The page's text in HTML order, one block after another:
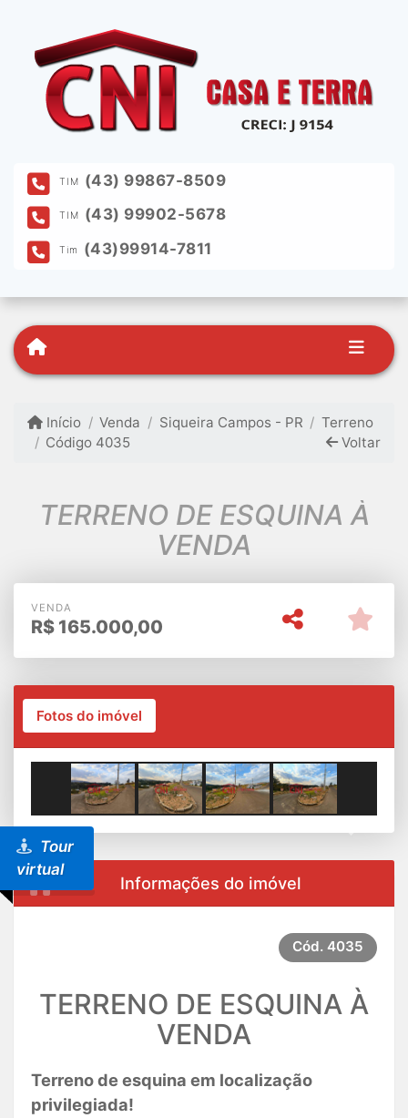
TIM (43) 99867-8509
TIM (43) 99902-5678
Tim (43)99914-7811
Início Venda Siqueira Campos - PR
Terreno
Código 4035
Voltar
TERRENO DE ESQUINA À
VENDA
VENDA
R$ 165.000,00
Fotos do imóvel
Previous
Tour
virtual
Informações do imóvel
Cód. 4035
TERRENO DE ESQUINA À
VENDA
Terreno de esquina em localização
privilegiada!